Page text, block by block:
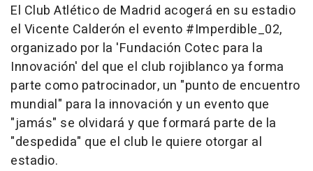
El Club Atlético de Madrid acogerá en su estadio
el Vicente Calderón el evento #Imperdible_02,
organizado por la 'Fundación Cotec para la
Innovación' del que el club rojiblanco ya forma
parte como patrocinador, un "punto de encuentro
mundial" para la innovación y un evento que
"jamás" se olvidará y que formará parte de la
"despedida" que el club le quiere otorgar al
estadio.